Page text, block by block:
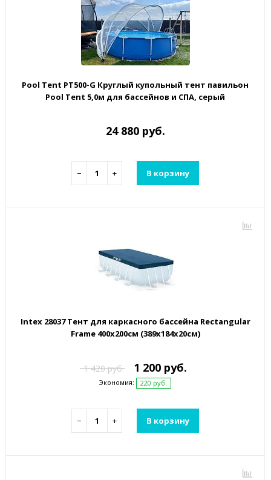
Pool Tent PT500-G Круглый купольный тент павильон
Pool Tent 5,0м для бассейнов и СПА, серый
24 880 руб.
− + В корзину
Intex 28037 Тент для каркасного бассейна Rectangular
Frame 400х200см (389х184х20см)
1 420 руб. 1 200 руб.
Экономия: 220 руб.
− + В корзину